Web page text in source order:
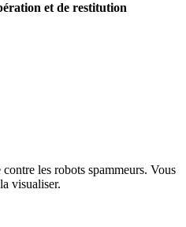
et de restitution
les robots spammeurs. Vous
visualiser.